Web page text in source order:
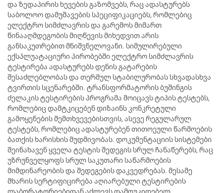
და ზედაპირის ხევების გაზომვებს, რაც ადასტურებს
საბოლოო დამუშავების სპეციფიკაციებს, რომლებიც
ელექტრო სიმძლავრის და გარემოს მიმართ
წინააღმდეგობის მიღწევის მიხედვით არის
განსაკუთრებით მნიშვნელოვანი. სიმულირებული
ექსპლუატაციური პირობებში ელექტრო სიმძლავრის
ტესტირება ადასტურებს დენის გატარების
შესაძლებლობას და თერმულ სტაბილურობას სხვადასხვა
ტვირთის სცენარებში. ტრანსფორმატორის ბუშინგის
ძელაკის ტესტირების პროგრამა მოიცავს ტიპის ტესტებს,
რომლებიც დამტკიცებენ დიზაინს კონკრეტული
გამოყენების შემთხვევებისთვის, ასევე რეგულარულ
ტესტებს, რომლებიც ადასტურებენ თითოეული წარმოების
ბათქის ხარისხის მუდმივობას. დოკუმენტაციის სისტემები
შეინახავენ ყველა ტესტის შედეგის სრულ ჩანაწერებს, რაც
უზრუნველყოფს სრულ საკუთარი საწარმოების
მიმდინარეობის და შედეგების დაკვედრებას. მესამე
მხარის სერტიფიცირება აღიარებული ტესტირების